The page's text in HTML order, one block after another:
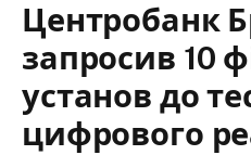
Центробанк
запросив 10
установ до
цифрового